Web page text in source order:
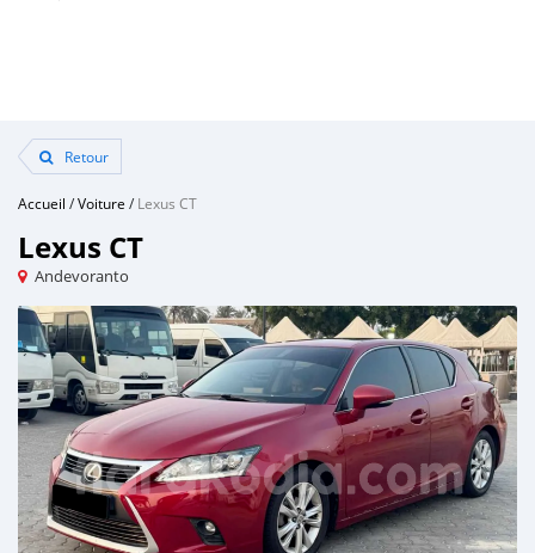
Retour
Accueil /Voiture /Lexus CT
Lexus CT
Andevoranto